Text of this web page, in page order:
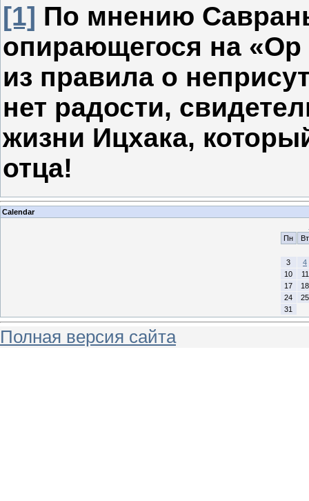
[1] По мнению
опирающегося на «Ор
из правила о
нет радости,
жизни Ицхака,
отца!
Calendar
Пн
Вт
3
4
10
11
17
18
24
25
31
Полная версия сайта